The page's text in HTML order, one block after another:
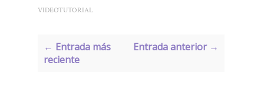
VIDEOTUTORIAL
← Entrada más
reciente
Entrada anterior →